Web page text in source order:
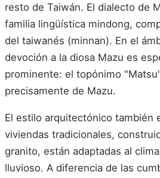
resto de Taiwán. El dialecto de
familia lingüística mindong,
del taiwanés (minnan). En el
devoción a la diosa Mazu es
prominente: el topónimo
precisamente de Mazu.
El estilo arquitectónico también
viviendas tradicionales,
granito, están adaptadas al
lluvioso. A diferencia de las